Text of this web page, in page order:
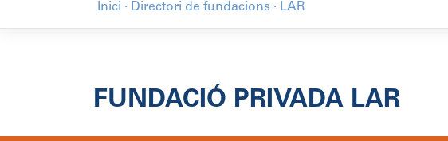
Inici · Directori de fundacions · LAR
FUNDACIÓ PRIVADA LAR